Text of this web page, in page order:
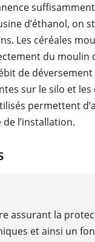
d’éthanol, on
Les céréales
du moulin
de
sur le silo et
permettent
l’installation.
assurant la
et ainsi un